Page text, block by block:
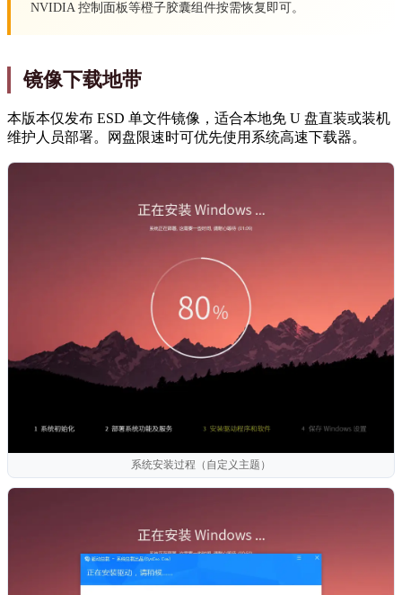
NVIDIA 控制面板等橙子胶囊组件按需恢复即可。
镜像下载地带
本版本仅发布 ESD 单文件镜像，适合本地免 U 盘直装或装机
维护人员部署。网盘限速时可优先使用系统高速下载器。
系统安装过程（自定义主题）